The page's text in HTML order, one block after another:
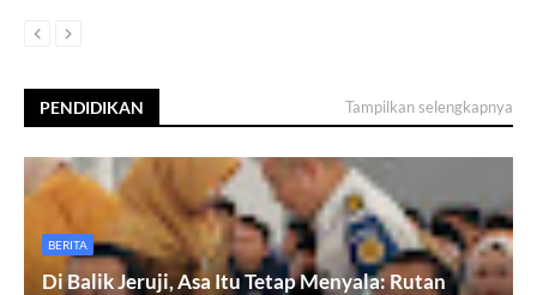
PENDIDIKAN Tampilkan selengkapnya
BERITA
Di Balik Jeruji, Asa Itu Tetap Menyala: Rutan